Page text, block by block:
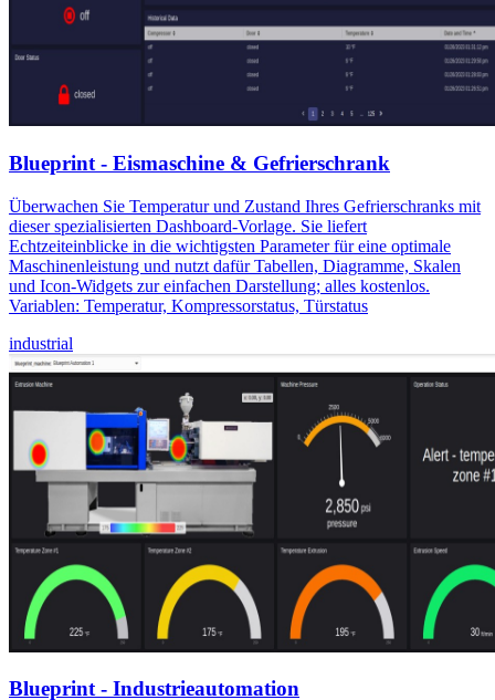
Blueprint - Eismaschine & Gefrierschrank
Überwachen Sie Temperatur und Zustand Ihres Gefrierschranks mit
dieser spezialisierten Dashboard-Vorlage. Sie liefert
Echtzeiteinblicke in die wichtigsten Parameter für eine optimale
Maschinenleistung und nutzt dafür Tabellen, Diagramme, Skalen
und Icon-Widgets zur einfachen Darstellung; alles kostenlos.
Variablen: Temperatur, Kompressorstatus, Türstatus
industrial
Blueprint - Industrieautomation